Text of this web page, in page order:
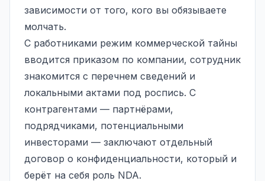
зависимости от того, кого вы обязываете
молчать.
С работниками режим коммерческой тайны
вводится приказом по компании, сотрудник
знакомится с перечнем сведений и
локальными актами под роспись. С
контрагентами — партнёрами,
подрядчиками, потенциальными
инвесторами — заключают отдельный
договор о конфиденциальности, который и
берёт на себя роль NDA.